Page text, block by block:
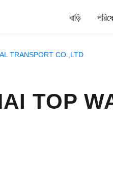
বাড়ি
TRANSPORT CO.,LTD
TOP